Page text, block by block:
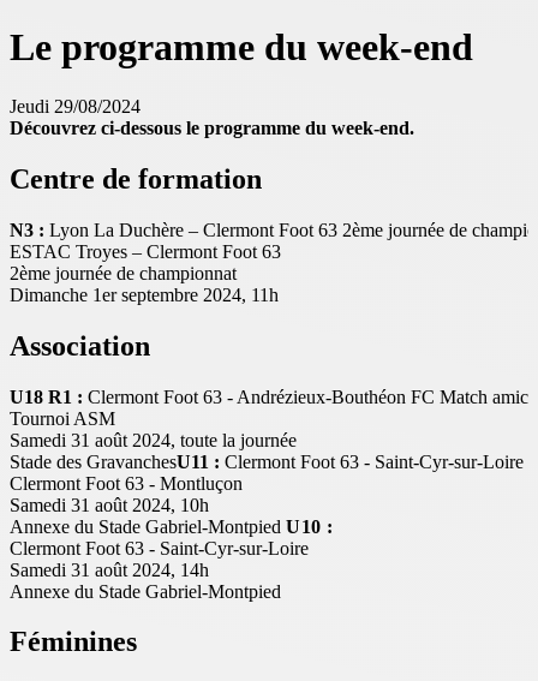
Le programme du week-end
Jeudi 29/08/2024
Découvrez ci-dessous le programme du week-end.
Centre de formation
N3 : Lyon La Duchère – Clermont Foot 63 2ème journée de
ESTAC Troyes – Clermont Foot 63
2ème journée de championnat
Dimanche 1er septembre 2024, 11h
Association
U18 R1 : Clermont Foot 63 - Andrézieux-Bouthéon FC Match
Tournoi ASM
Samedi 31 août 2024, toute la journée
Stade des GravanchesU11 : Clermont Foot 63 - Saint-Cyr-sur-Loire
Clermont Foot 63 - Montluçon
Samedi 31 août 2024, 10h
Annexe du Stade Gabriel-Montpied U10 :
Clermont Foot 63 - Saint-Cyr-sur-Loire
Samedi 31 août 2024, 14h
Annexe du Stade Gabriel-Montpied
Féminines